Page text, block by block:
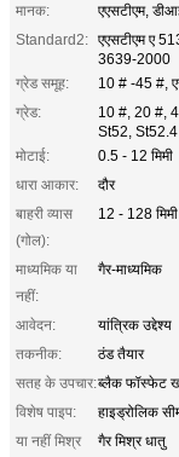
मानक:
एएसटीएम,
Standard2: एएसटीएम ए
3639-2000
ग्रेड समूह:
10 # -45 #,
ग्रेड:
10 #, 20 #,
St52, St52.4
मोटाई:
0.5 - 12 मिमी
धारा आकार:
दौर
बाहरी व्यास
(गोल):
12 - 128 मिमी
माध्यमिक या
नहीं:
गैर-माध्यमिक
आवेदन:
यांत्रिक उद्देश्य
तकनीक:
ठंड तैयार
सतह के उपचार:ब्लैक फॉस्फेट
विशेष पाइप:
हाइड्रोलिक
या नहीं मिश्र
गैर मिश्र धातु